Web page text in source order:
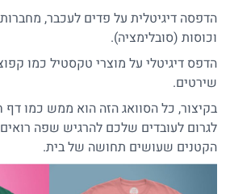
הדפסה דיגיטלית על פדים לעכבר,
וכוסות (סובלימציה).
הדפס דיגיטלי על מוצרי טקסטיל כמו
שירטים.
בקיצור, כל הסוואג הזה הוא ממש כמו דף
לגרום לעובדים שלכם להרגיש שפה
הקטנים שעושים תחושה של בית.